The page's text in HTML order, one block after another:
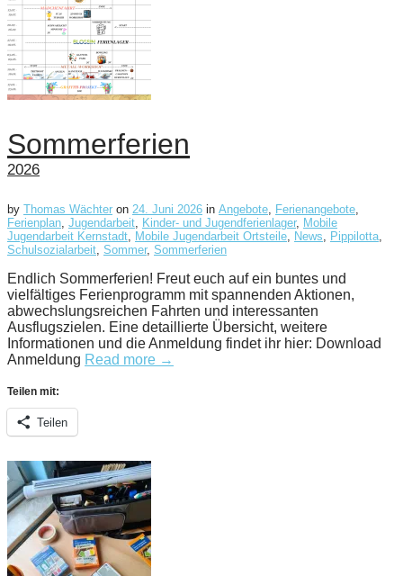
Sommerferien
2026
by Thomas Wächter on 24. Juni 2026 in Angebote, Ferienangebote,
Ferienplan, Jugendarbeit, Kinder- und Jugendferienlager, Mobile
Jugendarbeit Kernstadt, Mobile Jugendarbeit Ortsteile, News, Pippilotta,
Schulsozialarbeit, Sommer, Sommerferien
Endlich Sommerferien! Freut euch auf ein buntes und
vielfältiges Ferienprogramm mit spannenden Aktionen,
abwechslungsreichen Fahrten und interessanten
Ausflugszielen. Eine detaillierte Übersicht, weitere
Informationen und die Anmeldung findet ihr hier: Download
Anmeldung Read more →
Teilen mit:
Teilen